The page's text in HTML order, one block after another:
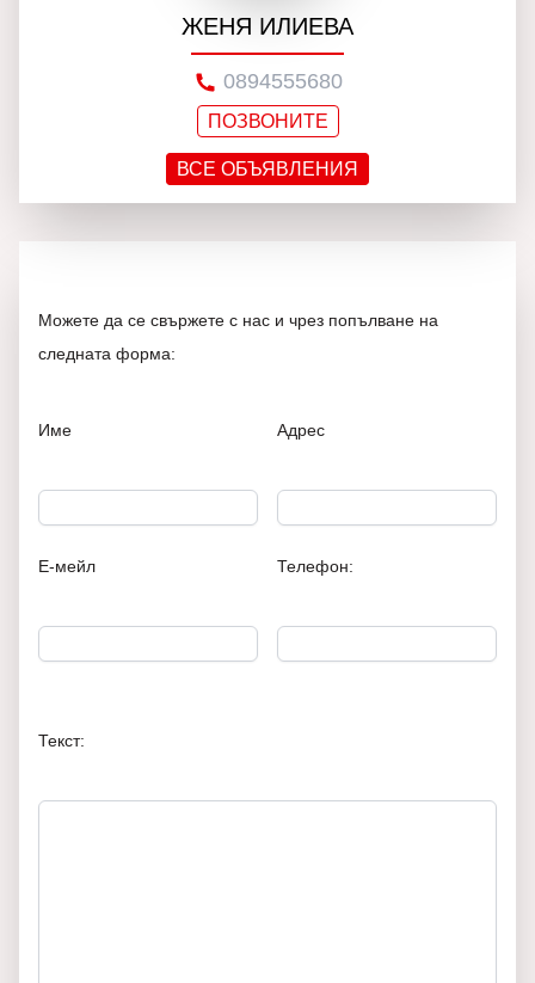
ЖЕНЯ ИЛИЕВА
0894555680
ПОЗВОНИТЕ
ВСЕ ОБЪЯВЛЕНИЯ
Можете да се свържете с нас и чрез попълване на
следната форма:
Име
Е-мейл
Адрес
Телефон:
Текст: